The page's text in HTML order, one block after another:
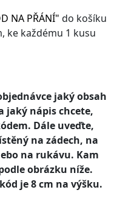
NA PŘÁNÍ" do košíku
ke každému 1 kusu
jaký obsah
jaký nápis chcete,
Dále uveďte,
na zádech, na
na rukávu. Kam
obrázku níže.
je 8 cm na výšku.